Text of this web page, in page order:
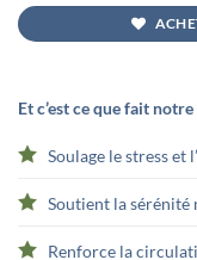
Et c’est ce que fait
Soulage le stress et
Soutient la sérénité
Renforce la